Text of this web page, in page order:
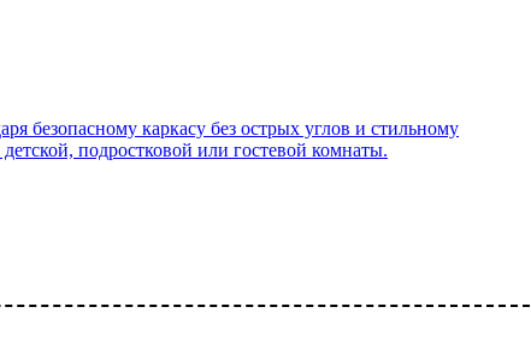
безопасному каркасу без острых углов и стильному
подростковой или гостевой комнаты.